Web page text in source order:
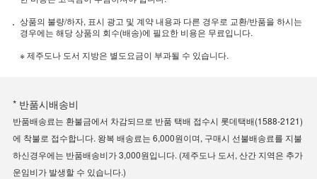
상품의 불량/하자, 표시 광고 및 계약 내용과 다른 경우로 교환/반품을 하시는
경우에는 해당 상품의 회수(배송)에 필요한 비용은 무료입니다.
※ 제주도나 도서 지방은 별도요금이 부과될 수 있습니다.
* 반품시배송비
반품배송료는 환불금에서 차감되므로 반품 택배 접수시 롯데택배(1588-2121)
에 착불로 접수합니다. 왕복 배송료는 6,000원이며, 구매시 선불배송료를 지불
하신경우에는 반품배송비가 3,000원입니다. (제주도나 도서, 산간 지역은 추가
운임비가 발생할 수 있습니다.)